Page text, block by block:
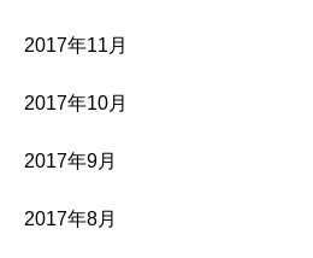
2017年11月
2017年10月
2017年9月
2017年8月